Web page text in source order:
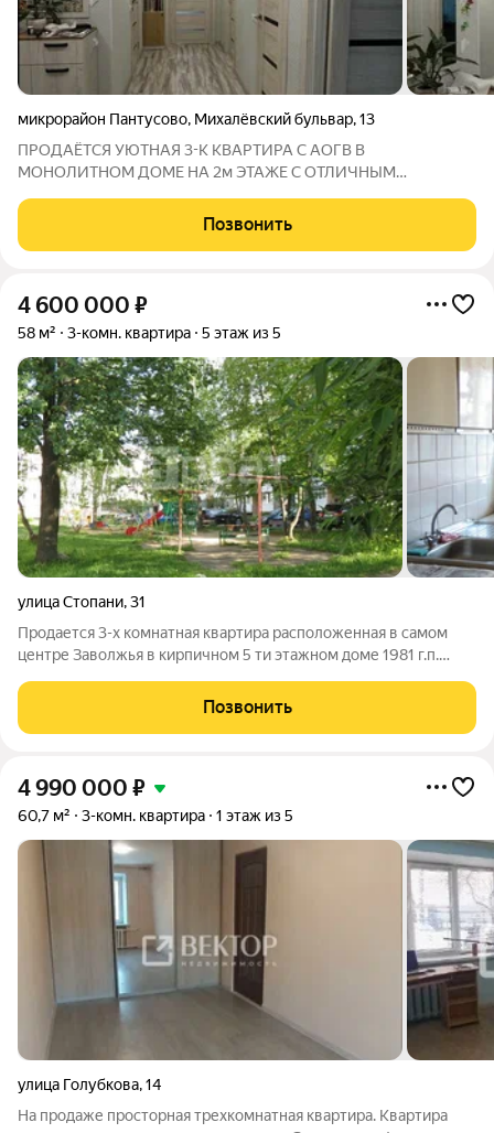
микрорайон Пантусово, Михалёвский бульвар,13
ПРОДАЁТСЯ УЮТНАЯ 3-К КВАРТИРА С АОГВ В
МОНОЛИТНОМ ДОМЕ НА 2м ЭТАЖЕ С ОТЛИЧНЫМ
ХАРАКТЕРИСТИКИ: - Общая площадь: 89 кв.м. - Кухня 18 кв.м. -
АОГВ в доме. - Дом монолитный. - Лоджия застеклена. - Не
Позвонить
4 600 000 ₽
58 м² 3-комн. квартира 5 этаж из 5
улица Стопани,31
Продается 3-х комнатная квартира расположенная в самом
центре Заволжья в кирпичном 5 ти этажном доме 1981 г.п.
56,9 кв.м., жилая площадь 38 кв.м., кухня 8 кв.м.; санузел
раздельный, просторная
Позвонить
4 990 000 ₽
60,7 м² 3-комн. квартира 1 этаж из 5
улица Голубкова,14
На продаже просторная трехкомнатная квартира. Квартира